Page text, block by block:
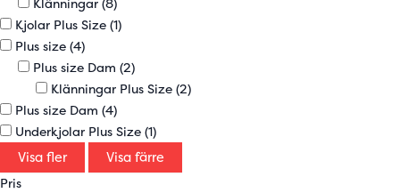
Klänningar (8)
Kjolar Plus Size (1)
Plus size (4)
Plus size Dam (2)
Klänningar Plus Size (2)
Plus size Dam (4)
Underkjolar Plus Size (1)
Visa fler Visa färre
Pris